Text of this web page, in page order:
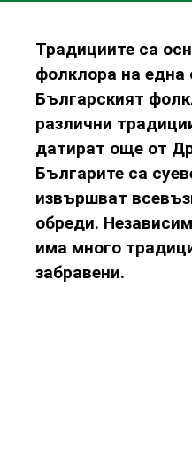
Традициите са
фолклора на една
Българският
различни
датират още от
Българите са
извършват
обреди.
има много
забравени.